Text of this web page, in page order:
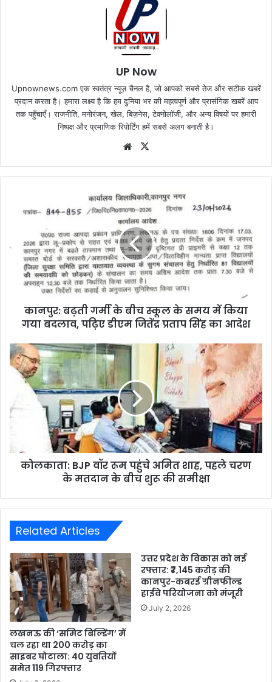
UP Now
Upnownews.com एक स्वतंत्र न्यूज़ चैनल है, जो आपको सबसे तेज और सटीक खबरें
प्रदान करता है। हमारा लक्ष्य है कि हम दुनिया भर की महत्वपूर्ण और प्रासंगिक खबरें आप
तक पहुँचाएँ। राजनीति, मनोरंजन, खेल, बिज़नेस, टेक्नोलॉजी, और अन्य विषयों पर हमारी
निष्पक्ष और प्रमाणिक रिपोर्टिंग हमें सबसे अलग बनाती है।
Website
कानपुर: बढ़ती गर्मी के बीच स्कूल के समय में किया
गया बदलाव, पढ़िए डीएम जितेंद्र प्रताप सिंह का आदेश
कोलकाता: BJP वॉर रूम पहुंचे अमित शाह, पहले चरण
के मतदान के बीच शुरू की समीक्षा
Related Articles
लखनऊ की ‘समिट बिल्डिंग’ में
चल रहा था 200 करोड़ का
साइबर घोटाला: 40 युवतियों
समेत 119 गिरफ्तार
उत्तर प्रदेश के विकास को नई
रफ्तार: ₹7,145 करोड़ की
कानपुर-कबरई ग्रीनफील्ड
हाईवे परियोजना को मंजूरी
July 2, 2026